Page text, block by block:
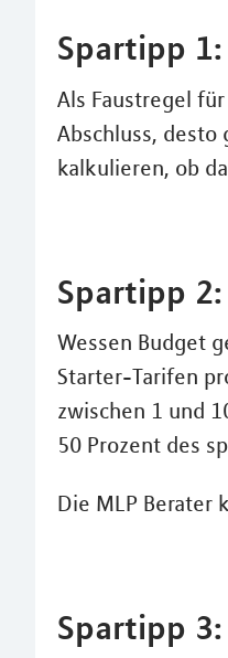
Spartipp
Als Faustregel
Abschluss, desto
kalkulieren, ob
Spartipp
Wessen Budget
Starter-Tarifen
zwischen 1 und
50 Prozent des
Die MLP Berater
Spartipp